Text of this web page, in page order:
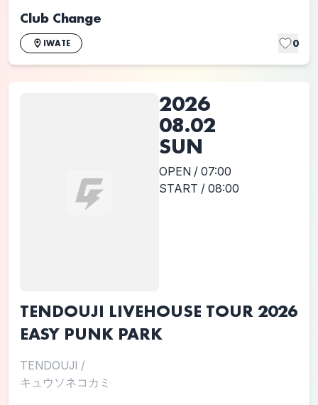
Club Change
IWATE 0
2026
08.02
SUN
OPEN / 07:00
START / 08:00
TENDOUJI LIVEHOUSE TOUR 2026
EASY PUNK PARK
TENDOUJI /
キュウソネコカミ